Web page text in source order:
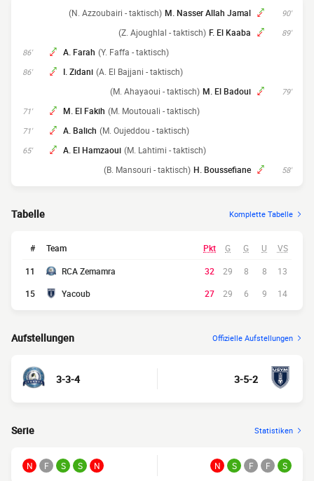
90'
M. Nasser Allah Jamal
(N. Azzoubairi - taktisch)
89'
F. El Kaaba
(Z. Ajoughlal - taktisch)
86' A. Farah (Y. Faffa - taktisch)
86' I. Zidani (A. El Bajjani - taktisch)
79'
M. El Badoui
(M. Ahayaoui - taktisch)
71' M. El Fakih (M. Moutouali - taktisch)
71' A. Balich (M. Oujeddou - taktisch)
65' A. El Hamzaoui (M. Lahtimi - taktisch)
58'
H. Boussefiane
(B. Mansouri - taktisch)
Tabelle Komplette Tabelle
# Team Pkt G G U VS
11 RCA Zemamra 32 29 8 8
13
15
Yacoub 27 29 6 9 14
Aufstellungen Offizielle Aufstellungen
3-3-4 3-5-2
Serie Statistiken
N F S S N N S F F S